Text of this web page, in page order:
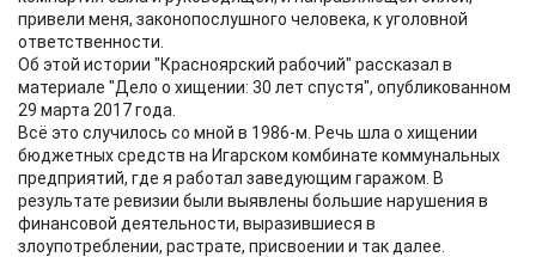
привели меня, законопослушного человека, к уголовной
ответственности.
Об этой истории "Красноярский рабочий" рассказал в
материале "Дело о хищении: 30 лет спустя", опубликованном
29 марта 2017 года.
Всё это случилось со мной в 1986-м. Речь шла о хищении
бюджетных средств на Игарском комбинате коммунальных
предприятий, где я работал заведующим гаражом. В
результате ревизии были выявлены большие нарушения в
финансовой деятельности, выразившиеся в
злоупотреблении, растрате, присвоении и так далее.